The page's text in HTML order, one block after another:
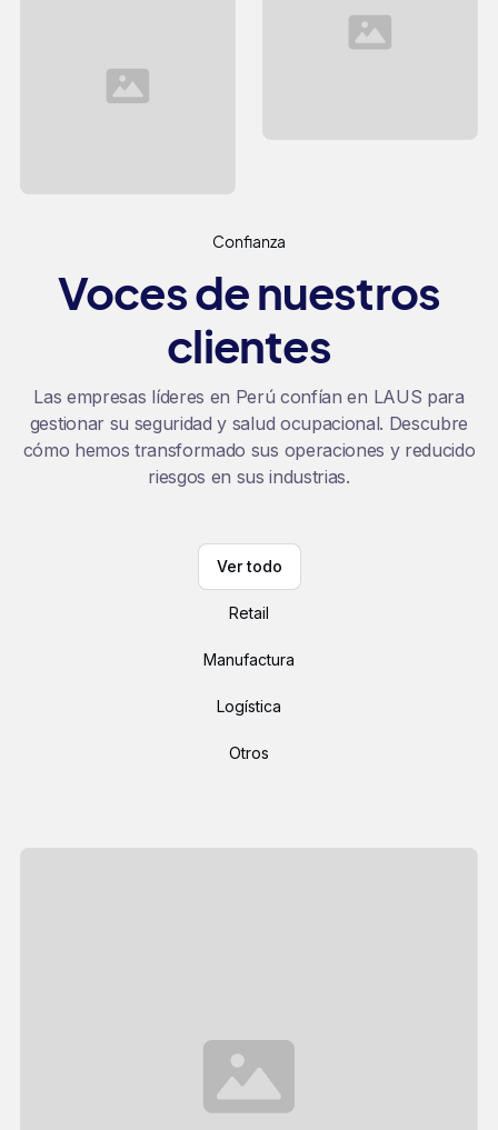
Confianza
Voces de nuestros
clientes
Las empresas líderes en Perú confían en LAUS para
gestionar su seguridad y salud ocupacional. Descubre
cómo hemos transformado sus operaciones y reducido
riesgos en sus industrias.
Ver todo
Retail
Manufactura
Logística
Otros